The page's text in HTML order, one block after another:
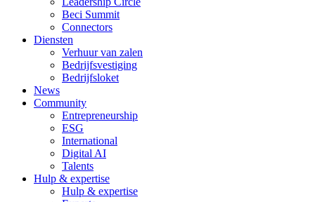
Beci Summit
Connectors
Diensten
Verhuur van zalen
Bedrijfsvestiging
Bedrijfsloket
News
Community
Entrepreneurship
ESG
International
Digital AI
Talents
Hulp & expertise
Hulp & expertise